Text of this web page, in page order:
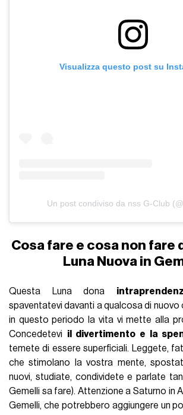
Visualizza questo post su
Un post condiviso da nss G-Club
Cosa fare e cosa non fare
Luna Nuova in
Questa Luna dona
spaventatevi davanti a qualcosa di nuovo
in questo periodo la vita vi mette alla
Concedetevi il divertimento e la
temete di essere superficiali. Leggete,
che stimolano la vostra mente,
nuovi, studiate, condividete e parlate
Gemelli sa fare). Attenzione a Saturno in
Gemelli, che potrebbero aggiungere un